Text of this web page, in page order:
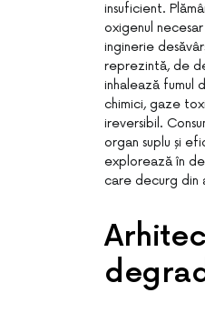
insuficient.
oxigenul
inginerie
reprezintă, de
inhalează fumul
chimici, gaze
ireversibil.
organ suplu și
explorează în
care decurg din